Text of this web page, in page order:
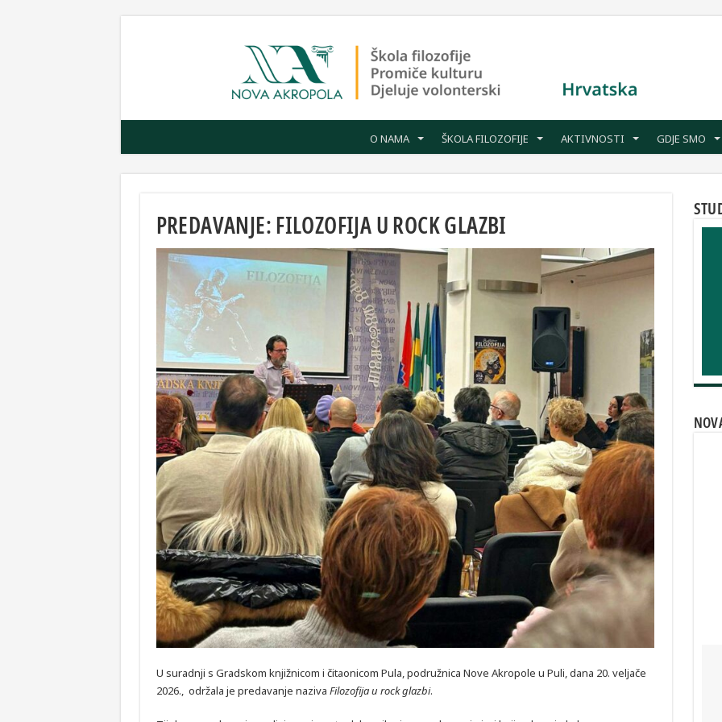
O NAMA ŠKOLA FILOZOFIJE AKTIVNOSTI GDJE SMO
PREDAVANJE: FILOZOFIJA U ROCK GLAZBI
U suradnji s Gradskom knjižnicom i čitaonicom Pula, podružnica Nove Akropole u Puli, dana 20. veljače
2026., održala je predavanje naziva Filozofija u rock glazbi.